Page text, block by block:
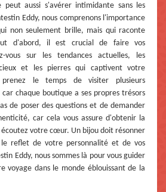
peut aussi s'avérer intimidante sans les
Eddy, nous comprenons l'importance
non seulement brille, mais qui raconte
d'abord, il est crucial de faire vos
vous sur les tendances actuelles, les
et les pierres qui captivent votre
prenez le temps de visiter plusieurs
chaque boutique a ses propres trésors
de poser des questions et de demander
car cela vous assure d'obtenir la
votre cœur. Un bijou doit résonner
reflet de votre personnalité et de vos
Eddy, nous sommes là pour vous guider
voyage dans le monde éblouissant de la